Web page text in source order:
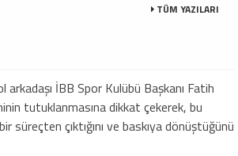
TÜM YAZILARI
İBB Spor Kulübü Başkanı Fatih
tutuklanmasına dikkat çekerek, bu
süreçten çıktığını ve baskıya dönüştüğünü